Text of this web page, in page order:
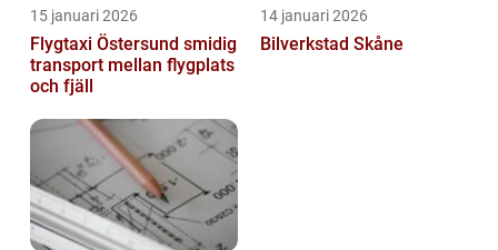
15 januari 2026
Flygtaxi Östersund smidig
transport mellan flygplats
och fjäll
14 januari 2026
Bilverkstad Skåne